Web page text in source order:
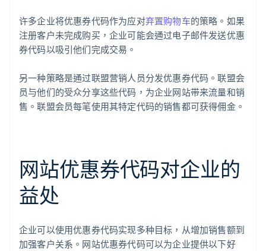
许多企业将优惠券代码作为应对弃置购物车的策略。如果
注册客户未完成购买，企业可能会通过电子邮件发送优惠
券代码以吸引他们完成交易。
另一种策略是通过联盟营销人员分发优惠券代码。联盟会
员与他们的受众分享这些代码，为企业网站带来流量和销
售。联盟会员每笔使用其特定代码的销售都可获得佣金。
网站优惠券代码对企业的
益处
企业可以使用优惠券代码实现多种目标，从增加销售额到
加强客户关系。网站优惠券代码可以为企业提供以下好